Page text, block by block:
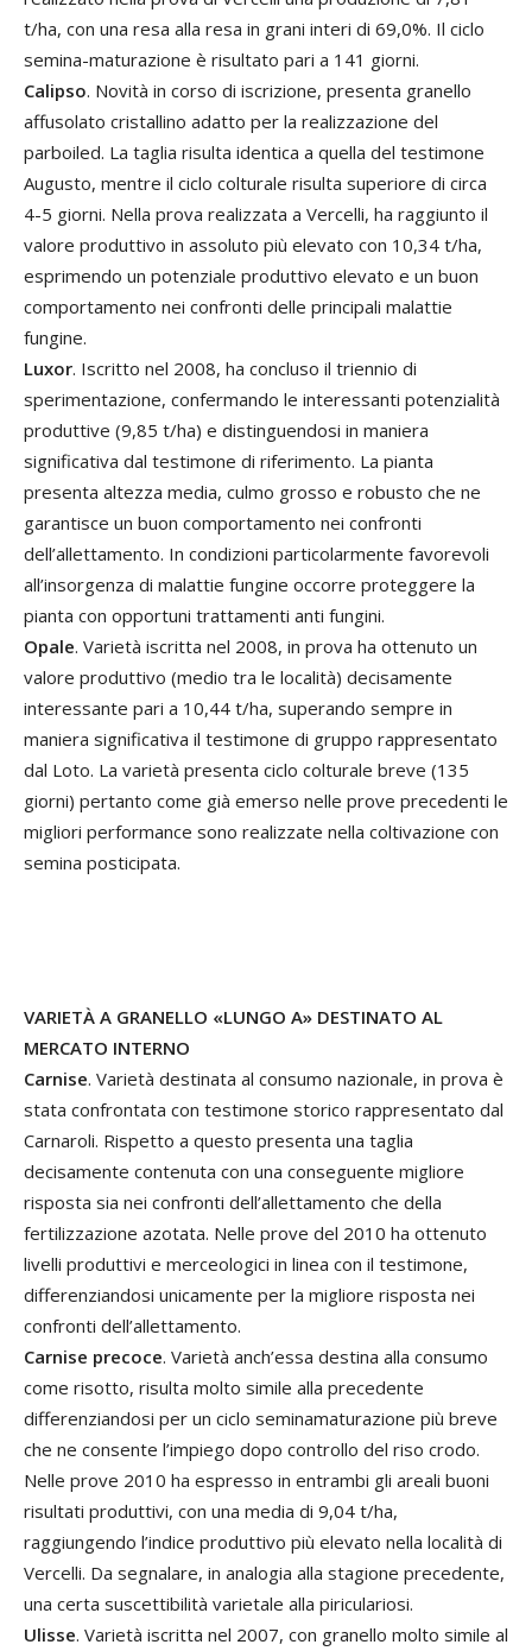
t/ha, con una resa alla resa in grani interi di 69,0%. Il ciclo
semina-maturazione è risultato pari a 141 giorni.
Calipso. Novità in corso di iscrizione, presenta granello
affusolato cristallino adatto per la realizzazione del
parboiled. La taglia risulta identica a quella del testimone
Augusto, mentre il ciclo colturale risulta superiore di circa
4-5 giorni. Nella prova realizzata a Vercelli, ha raggiunto il
valore produttivo in assoluto più elevato con 10,34 t/ha,
esprimendo un potenziale produttivo elevato e un buon
comportamento nei confronti delle principali malattie
fungine.
Luxor. Iscritto nel 2008, ha concluso il triennio di
sperimentazione, confermando le interessanti potenzialità
produttive (9,85 t/ha) e distinguendosi in maniera
significativa dal testimone di riferimento. La pianta
presenta altezza media, culmo grosso e robusto che ne
garantisce un buon comportamento nei confronti
dell’allettamento. In condizioni particolarmente favorevoli
all’insorgenza di malattie fungine occorre proteggere la
pianta con opportuni trattamenti anti fungini.
Opale. Varietà iscritta nel 2008, in prova ha ottenuto un
valore produttivo (medio tra le località) decisamente
interessante pari a 10,44 t/ha, superando sempre in
maniera significativa il testimone di gruppo rappresentato
dal Loto. La varietà presenta ciclo colturale breve (135
giorni) pertanto come già emerso nelle prove precedenti le
migliori performance sono realizzate nella coltivazione con
semina posticipata.
VARIETÀ A GRANELLO «LUNGO A» DESTINATO AL
MERCATO INTERNO
Carnise. Varietà destinata al consumo nazionale, in prova è
stata confrontata con testimone storico rappresentato dal
Carnaroli. Rispetto a questo presenta una taglia
decisamente contenuta con una conseguente migliore
risposta sia nei confronti dell’allettamento che della
fertilizzazione azotata. Nelle prove del 2010 ha ottenuto
livelli produttivi e merceologici in linea con il testimone,
differenziandosi unicamente per la migliore risposta nei
confronti dell’allettamento.
Carnise precoce. Varietà anch’essa destina alla consumo
come risotto, risulta molto simile alla precedente
differenziandosi per un ciclo seminamaturazione più breve
che ne consente l’impiego dopo controllo del riso crodo.
Nelle prove 2010 ha espresso in entrambi gli areali buoni
risultati produttivi, con una media di 9,04 t/ha,
raggiungendo l’indice produttivo più elevato nella località di
Vercelli. Da segnalare, in analogia alla stagione precedente,
una certa suscettibilità varietale alla piriculariosi.
Ulisse. Varietà iscritta nel 2007, con granello molto simile al